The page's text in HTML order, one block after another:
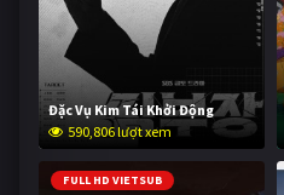
Đặc Vụ Kim Tái Khởi Động
590,806 lượt xem
FULL HD VIETSUB